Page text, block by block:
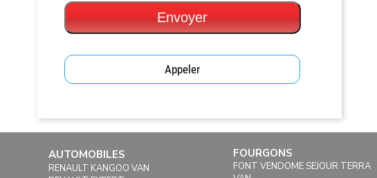
Envoyer
Appeler
AUTOMOBILES
RENAULT KANGOO VAN
FOURGONS
FONT VENDOME SEJOUR TERRA